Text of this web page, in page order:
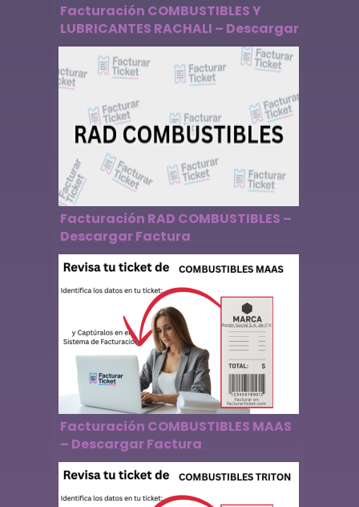
Facturación COMBUSTIBLES Y
LUBRICANTES RACHALI – Descargar
Factura
Facturación RAD COMBUSTIBLES –
Descargar Factura
Facturación COMBUSTIBLES MAAS
– Descargar Factura